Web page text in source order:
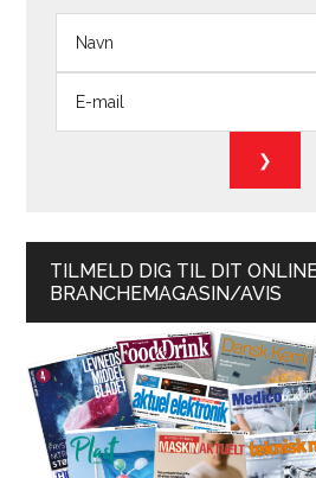
TILMELD DIG TIL DIT
BRANCHEMAGASIN/AVIS